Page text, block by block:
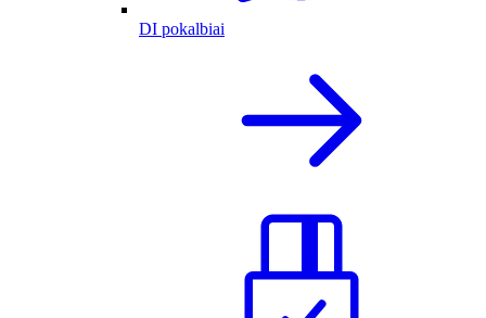
DI pokalbiai